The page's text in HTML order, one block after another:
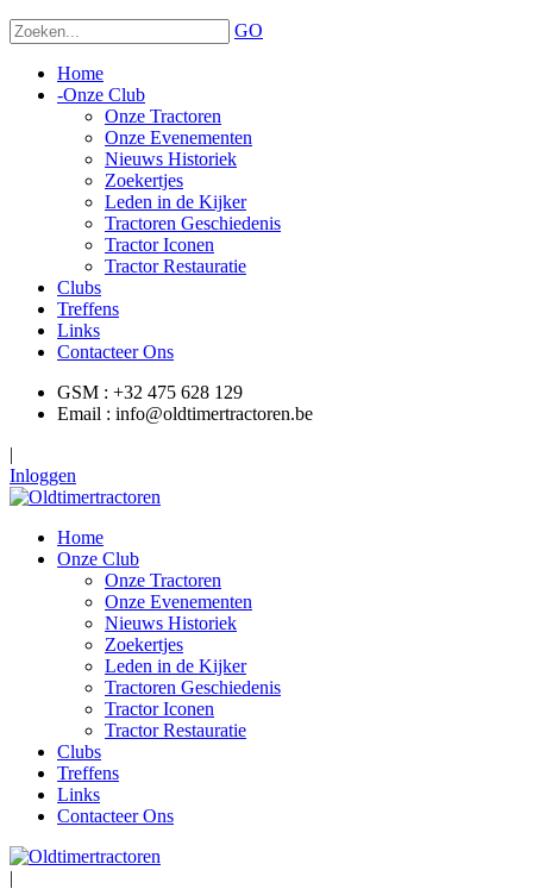
GO
Home
-Onze Club
Onze Tractoren
Onze Evenementen
Nieuws Historiek
Zoekertjes
Leden in de Kijker
Tractoren Geschiedenis
Tractor Iconen
Tractor Restauratie
Clubs
Treffens
Links
Contacteer Ons
GSM : +32 475 628 129
Email : info@oldtimertractoren.be
|
Inloggen
Home
Onze Club
Onze Tractoren
Onze Evenementen
Nieuws Historiek
Zoekertjes
Leden in de Kijker
Tractoren Geschiedenis
Tractor Iconen
Tractor Restauratie
Clubs
Treffens
Links
Contacteer Ons
|